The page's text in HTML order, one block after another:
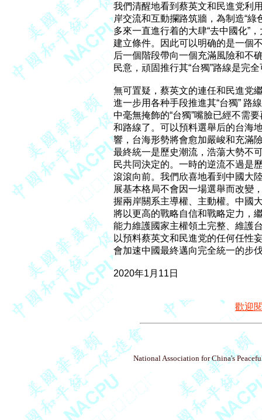
我們清醒地看到蔡英文和民進党利
岸交流和互動攔路筑牆，為制造“
多來一直進行着的大肆“去中國化”
建立條件。因此可以明确的是一個
后一個階段帶向一個充滿風險和不
民意，頑固推行其“台獨”路線是完
無可置疑，蔡英文的連任和民進党
進一步用各种手段推進其“台獨” 路
中毫無掩飾的“台獨”嘴臉已經不需
和路線了。可以預料選舉后的台海
響，台海形勢將會愈加嚴峻和充滿
最終統一是歷史潮流，浩蕩大勢不
民共同決定的。一時的逆流不過是
滾滾向前。我們欣喜地看到中國大
展基本格局不會因一場選舉而改變
握兩岸關系主導權、主動權。中國
將以更高的戰略自信和戰略定力，
能力維護國家主權領土完整、維護
以預料蔡英文和民進党的任何任性
會加速中國最終邁向完全統一的步
2020年1月11日
歡迎
National Association for China's